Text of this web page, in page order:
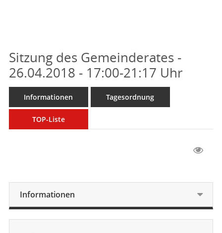
Sitzung des Gemeinderates -
26.04.2018 - 17:00-21:17 Uhr
Informationen Tagesordnung
TOP-Liste
Informationen